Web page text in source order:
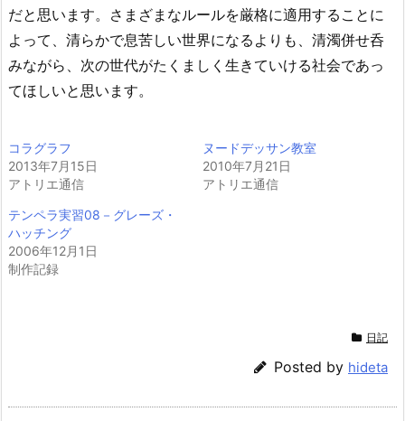
だと思います。さまざまなルールを厳格に適用することに
よって、清らかで息苦しい世界になるよりも、清濁併せ呑
みながら、次の世代がたくましく生きていける社会であっ
てほしいと思います。
コラグラフ
2013年7月15日
アトリエ通信
ヌードデッサン教室
2010年7月21日
アトリエ通信
テンペラ実習08－グレーズ・
ハッチング
2006年12月1日
制作記録
日記
Posted by hideta